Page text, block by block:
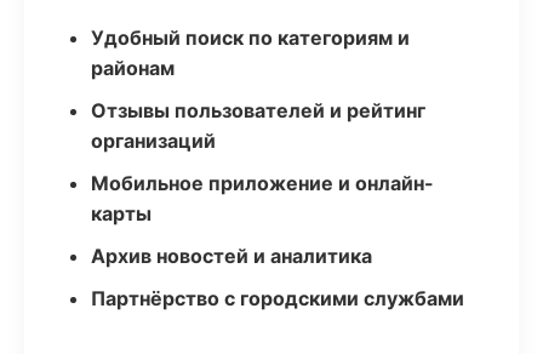
Удобный поиск по категориям и
районам
Отзывы пользователей и рейтинг
организаций
Мобильное приложение и онлайн-
карты
Архив новостей и аналитика
Партнёрство с городскими службами